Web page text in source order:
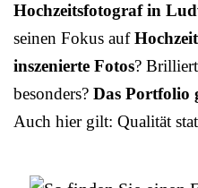
Hochzeitsfotograf in
seinen Fokus auf
inszenierte Fotos?
besonders? Das Portfolio
Auch hier gilt: Qualität